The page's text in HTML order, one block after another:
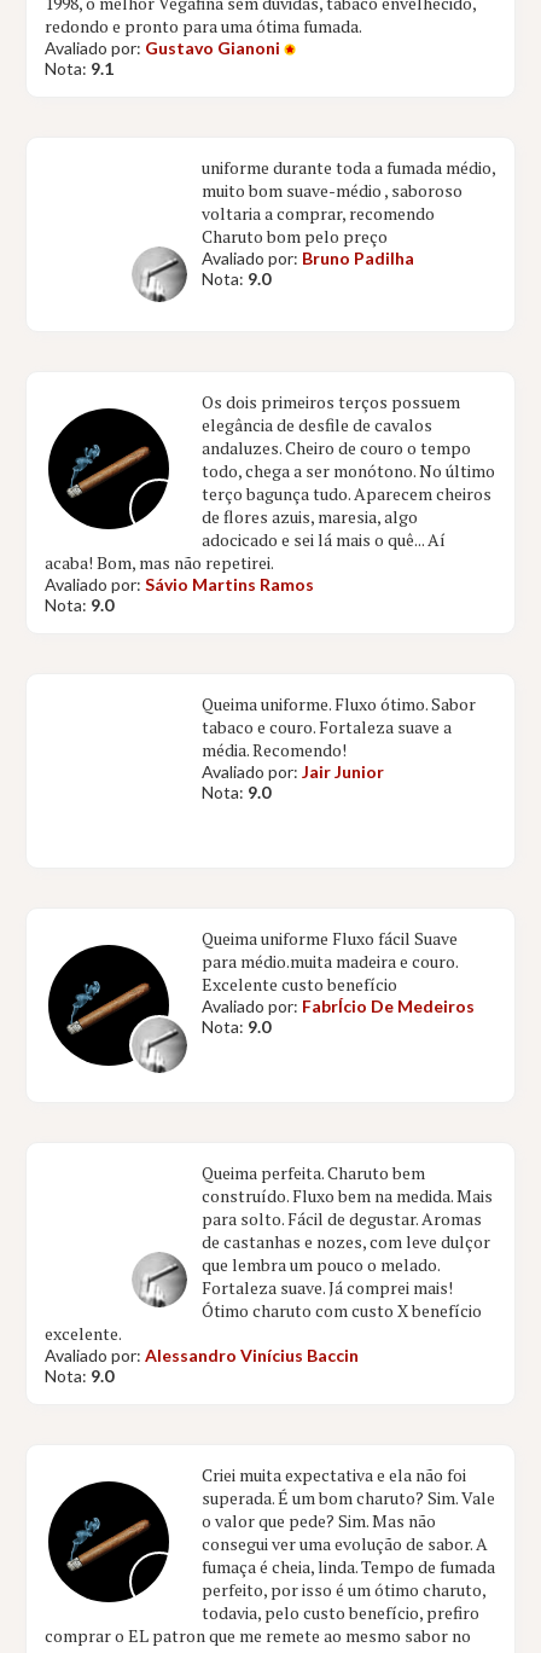
redondo e pronto para uma ótima fumada.
Avaliado por: Gustavo Gianoni
Nota: 9.1
uniforme durante toda a fumada médio,
muito bom suave-médio , saboroso
voltaria a comprar, recomendo
Charuto bom pelo preço
Avaliado por: Bruno Padilha
Nota: 9.0
Os dois primeiros terços possuem
elegância de desfile de cavalos
andaluzes. Cheiro de couro o tempo
todo, chega a ser monótono. No último
terço bagunça tudo. Aparecem cheiros
de flores azuis, maresia, algo
adocicado e sei lá mais o quê... Aí
acaba! Bom, mas não repetirei.
Avaliado por:Sávio Martins Ramos
Nota: 9.0
Queima uniforme. Fluxo ótimo. Sabor
tabaco e couro. Fortaleza suave a
média. Recomendo!
Avaliado por:Jair Junior
Nota: 9.0
Queima uniforme Fluxo fácil Suave
para médio.muita madeira e couro.
Excelente custo benefício
Avaliado por: FabrÍcio De Medeiros
Nota: 9.0
Queima perfeita. Charuto bem
construído. Fluxo bem na medida. Mais
para solto. Fácil de degustar. Aromas
de castanhas e nozes, com leve dulçor
que lembra um pouco o melado.
Fortaleza suave. Já comprei mais!
Ótimo charuto com custo X benefício
excelente.
Avaliado por:Alessandro Vinícius Baccin
Nota: 9.0
Criei muita expectativa e ela não foi
superada. É um bom charuto? Sim. Vale
o valor que pede? Sim. Mas não
consegui ver uma evolução de sabor. A
fumaça é cheia, linda. Tempo de fumada
perfeito, por isso é um ótimo charuto,
todavia, pelo custo benefício, prefiro
comprar o EL patron que me remete ao mesmo sabor no